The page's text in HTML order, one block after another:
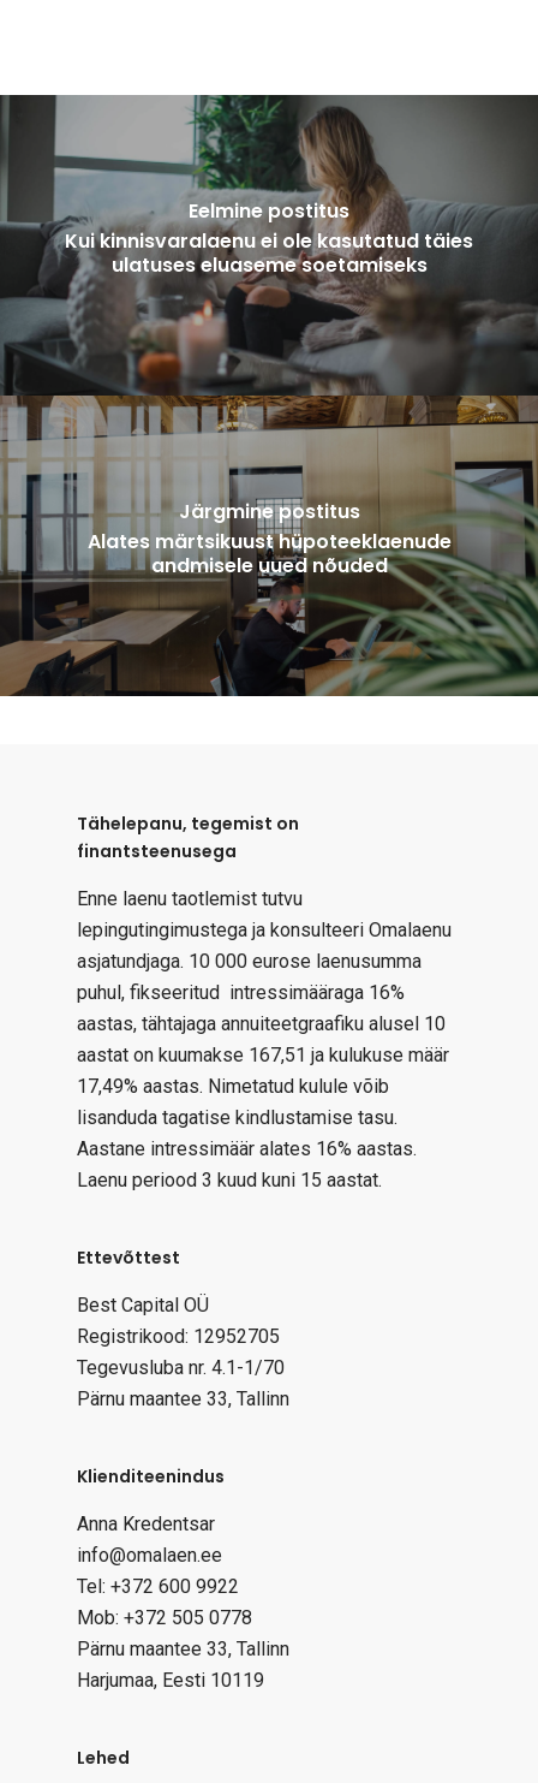
Eelmine postitus
Kui kinnisvaralaenu ei ole kasutatud täies
ulatuses eluaseme soetamiseks
Järgmine postitus
Alates märtsikuust hüpoteeklaenude
andmisele uued nõuded
Tähelepanu, tegemist on
finantsteenusega
Enne laenu taotlemist tutvu
lepingutingimustega ja konsulteeri Omalaenu
asjatundjaga. 10 000 eurose laenusumma
puhul, fikseeritud intressimääraga 16%
aastas, tähtajaga annuiteetgraafiku alusel 10
aastat on kuumakse 167,51 ja kulukuse määr
17,49% aastas. Nimetatud kulule võib
lisanduda tagatise kindlustamise tasu.
Aastane intressimäär alates 16% aastas.
Laenu periood 3 kuud kuni 15 aastat.
Ettevõttest
Best Capital OÜ
Registrikood: 12952705
Tegevusluba nr. 4.1-1/70
Pärnu maantee 33, Tallinn
Klienditeenindus
Anna Kredentsar
info@omalaen.ee
Tel: +372 600 9922
Mob: +372 505 0778
Pärnu maantee 33, Tallinn
Harjumaa, Eesti 10119
Lehed